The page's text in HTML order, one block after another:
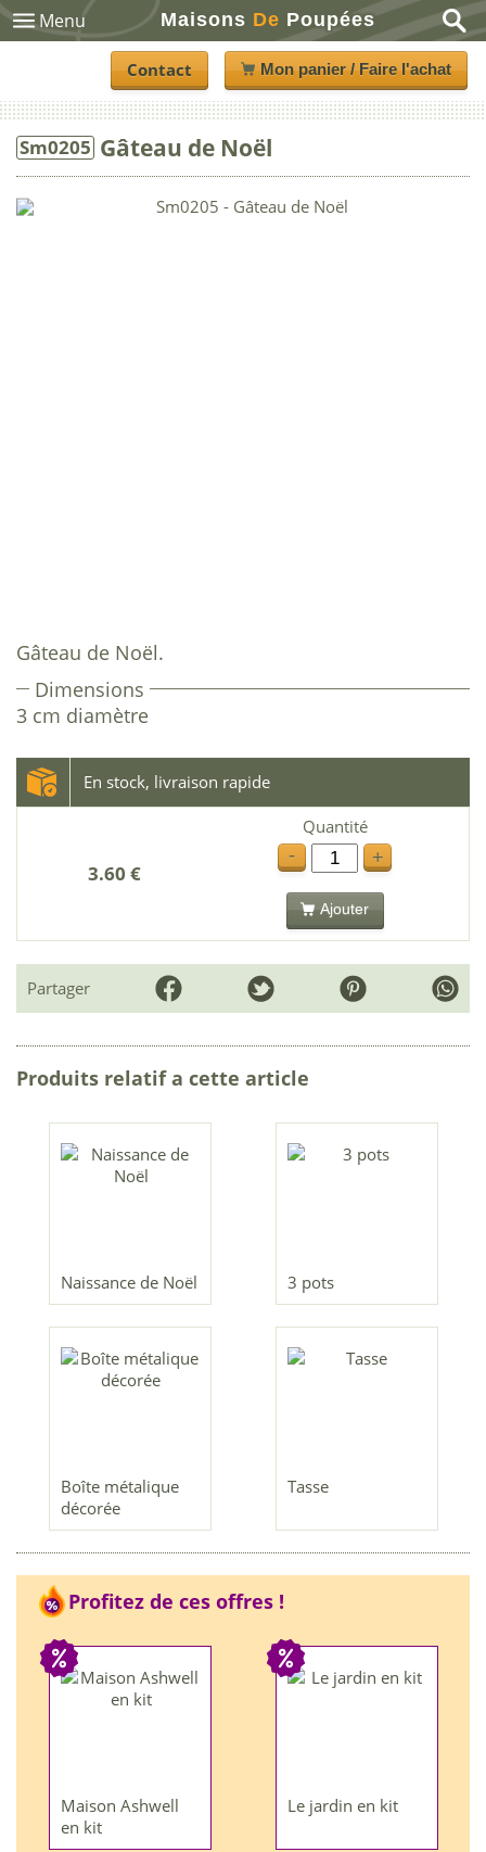
Menu Maisons De Poupées
Contact Mon panier / Faire l'achat
Sm0205 Gâteau de Noël
Gâteau de Noël.
Dimensions
3 cm diamètre
En stock, livraison rapide
3.60 €
Quantité
-
+
Ajouter
Partager
Produits relatif a cette article
Naissance de Noël 3 pots
Boîte métalique
décorée
Tasse
Profitez de ces offres !
Maison Ashwell
en kit
Le jardin en kit